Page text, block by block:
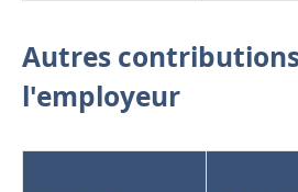
Autres
l'employeur